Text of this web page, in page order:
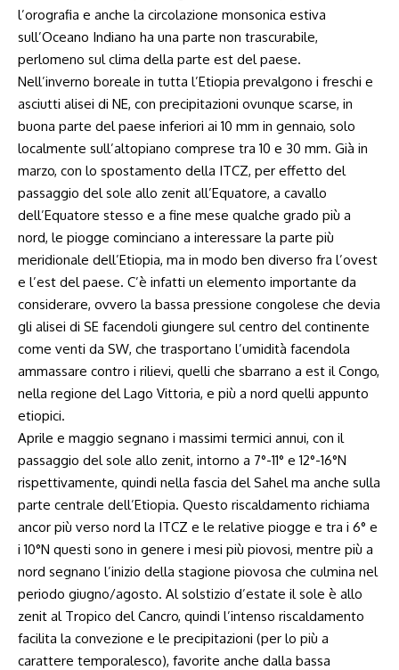
l’orografia e anche la circolazione monsonica estiva
sull’Oceano Indiano ha una parte non trascurabile,
perlomeno sul clima della parte est del paese.
Nell’inverno boreale in tutta l’Etiopia prevalgono i freschi e
asciutti alisei di NE, con precipitazioni ovunque scarse, in
buona parte del paese inferiori ai 10 mm in gennaio, solo
localmente sull’altopiano comprese tra 10 e 30 mm. Già in
marzo, con lo spostamento della ITCZ, per effetto del
passaggio del sole allo zenit all’Equatore, a cavallo
dell’Equatore stesso e a fine mese qualche grado più a
nord, le piogge cominciano a interessare la parte più
meridionale dell’Etiopia, ma in modo ben diverso fra l’ovest
e l’est del paese. C’è infatti un elemento importante da
considerare, ovvero la bassa pressione congolese che devia
gli alisei di SE facendoli giungere sul centro del continente
come venti da SW, che trasportano l’umidità facendola
ammassare contro i rilievi, quelli che sbarrano a est il Congo,
nella regione del Lago Vittoria, e più a nord quelli appunto
etiopici.
Aprile e maggio segnano i massimi termici annui, con il
passaggio del sole allo zenit, intorno a 7°-11° e 12°-16°N
rispettivamente, quindi nella fascia del Sahel ma anche sulla
parte centrale dell’Etiopia. Questo riscaldamento richiama
ancor più verso nord la ITCZ e le relative piogge e tra i 6° e
i 10°N questi sono in genere i mesi più piovosi, mentre più a
nord segnano l’inizio della stagione piovosa che culmina nel
periodo giugno/agosto. Al solstizio d’estate il sole è allo
zenit al Tropico del Cancro, quindi l’intenso riscaldamento
facilita la convezione e le precipitazioni (per lo più a
carattere temporalesco), favorite anche dalla bassa